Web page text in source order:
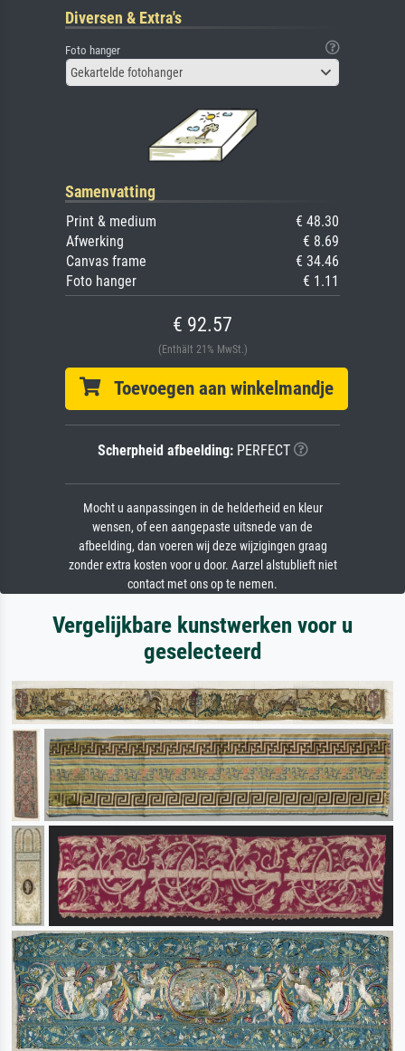
Diversen & Extra's
Foto hanger
Gekartelde fotohanger
Samenvatting
Print & medium
€ 48.30
Afwerking
€ 8.69
Canvas frame
€ 34.46
Foto hanger
€ 1.11
€ 92.57
(Enthält 21% MwSt.)
Toevoegen aan winkelmandje
Scherpheid afbeelding:PERFECT
Mocht u aanpassingen in de helderheid en kleur
wensen, of een aangepaste uitsnede van de
afbeelding, dan voeren wij deze wijzigingen graag
zonder extra kosten voor u door. Aarzel alstublieft niet
contact met ons op te nemen.
Vergelijkbare kunstwerken voor u
geselecteerd